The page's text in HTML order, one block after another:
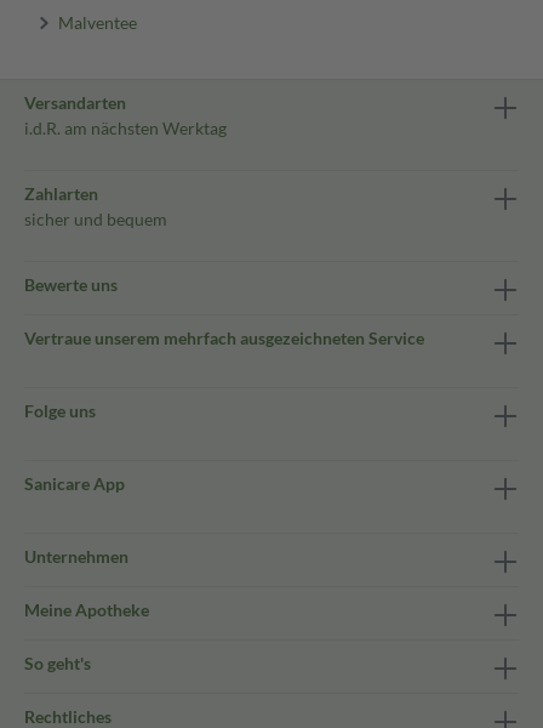
Malventee
Versandarten
i.d.R. am nächsten Werktag
Zahlarten
sicher und bequem
Bewerte uns
Vertraue unserem mehrfach ausgezeichneten Service
Folge uns
Sanicare App
Unternehmen
Meine Apotheke
So geht's
Rechtliches